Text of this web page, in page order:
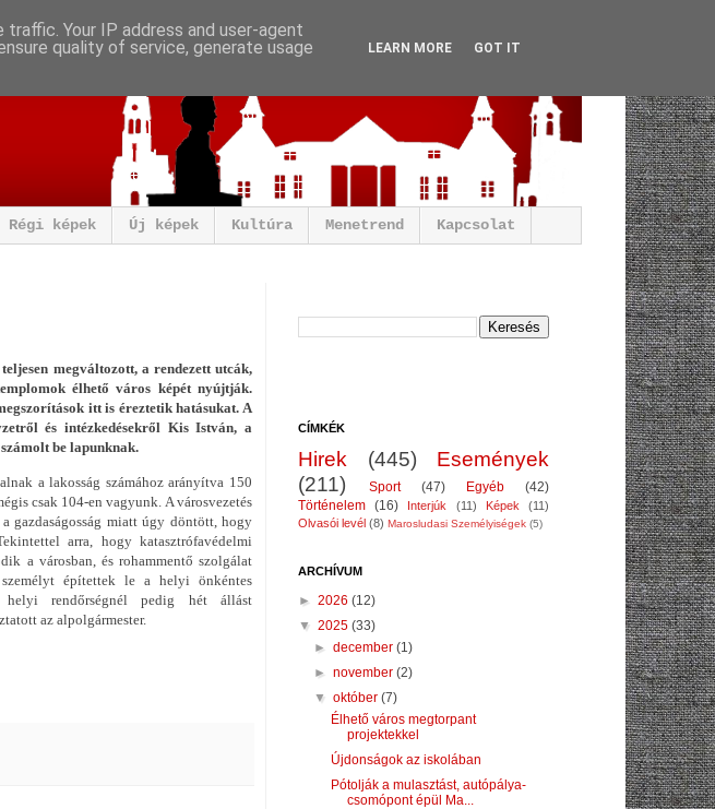
Régi képek Új képek Kultúra Menetrend Kapcsolat
megváltozott, a rendezett utcák,
élhető város képét nyújtják.
itt is éreztetik hatásukat. A
és intézkedésekről Kis István, a
be lapunknak.
a lakosság számához arányítva 150
csak 104-en vagyunk. A városvezetés
gazdaságosság miatt úgy döntött, hogy
arra, hogy katasztrófavédelmi
a városban, és rohammentő szolgálat
építettek le a helyi önkéntes
helyi rendőrségnél pedig hét állást
az alpolgármester.
CÍMKÉK
Hirek (445)
Események
(211)
Sport (47) Egyéb
(42)
Történelem (16) Interjúk (11) Képek
(11)
Olvasói levél (8) Marosludasi Személyiségek (5)
ARCHÍVUM
► 2026 (12)
▼ 2025 (33)
►december(1)
►november(2)
▼október(7)
Élhető város megtorpant
projektekkel
Újdonságok az iskolában
Pótolják a mulasztást, autópálya-
csomópont épül Ma...
Your IP address and user-agent
quality of service, generate usage
LEARN MORE GOT IT